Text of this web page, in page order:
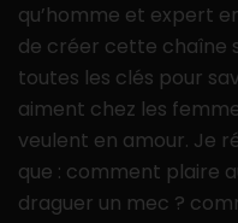
qu’homme et expert
de créer cette chaîne
toutes les clés pour
aiment chez les
veulent en amour. Je
que : comment plaire
draguer un mec ?